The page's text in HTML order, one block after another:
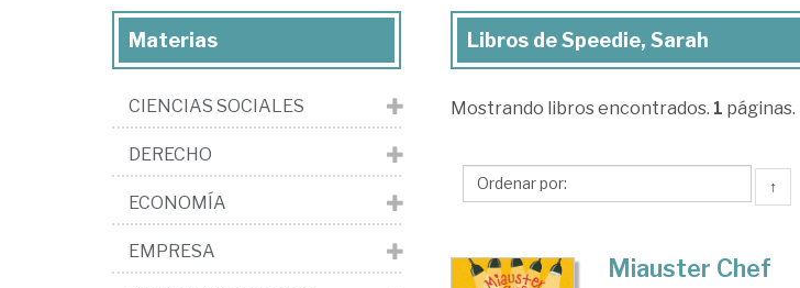
Libros
Speedie,
Libros de Speedie, Sarah
Mostrando libros encontrados. 1 páginas.
↑
Miauster Chef
Materias
CIENCIAS SOCIALES
DERECHO
ECONOMÍA
EMPRESA